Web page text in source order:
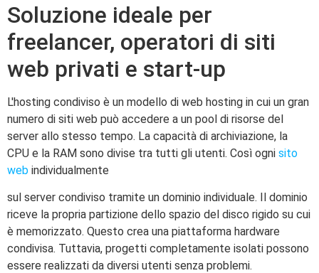
Soluzione ideale per
freelancer, operatori di siti
web privati e start-up
L'hosting condiviso è un modello di web hosting in cui un gran
numero di siti web può accedere a un pool di risorse del
server allo stesso tempo. La capacità di archiviazione, la
CPU e la RAM sono divise tra tutti gli utenti. Così ogni sito
web individualmente
sul server condiviso tramite un dominio individuale. Il dominio
riceve la propria partizione dello spazio del disco rigido su cui
è memorizzato. Questo crea una piattaforma hardware
condivisa. Tuttavia, progetti completamente isolati possono
essere realizzati da diversi utenti senza problemi.